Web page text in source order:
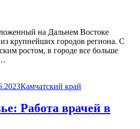
на Дальнем Востоке
крупнейших городов региона. С
ростом, в городе все больше
Камчатский край
Работа врачей в